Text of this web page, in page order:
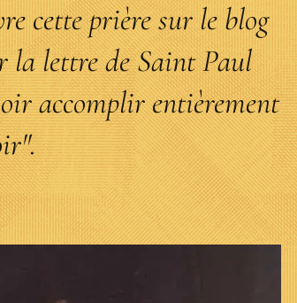
cette prière sur le blog
la lettre de Saint Paul
accomplir entièrement